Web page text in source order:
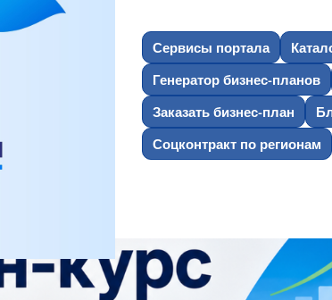
Сервисы портала
Генератор бизнес-планов
Заказать бизнес-план
Соцконтракт по регионам